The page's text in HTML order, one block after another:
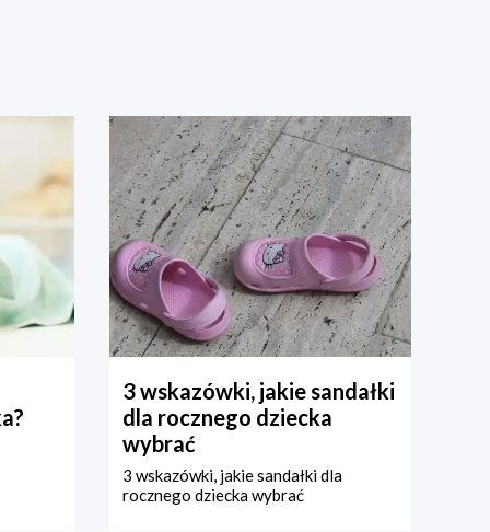
3 wskazówki, jakie sandałki
dla rocznego dziecka
wybrać
3 wskazówki, jakie sandałki dla
rocznego dziecka wybrać